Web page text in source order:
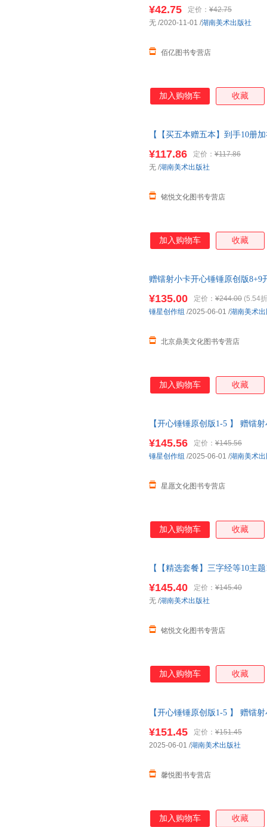
¥42.75 定价： ¥42.75
佰亿图书专营店
无 /2020-11-01 /湖南美术出版社
加入购物车 收藏
【【买五本赠五本】到手10册
10册加礼盒·可点读版
¥117.86 定价： ¥117.86
铭悦文化图书专营店
无 /湖南美术出版社
加入购物车 收藏
赠镭射小卡开心锤锤原创版8+9
¥135.00 定价： ¥244.00 (5.54
北京鼎美文化图书专营店
锤星创作组 /2025-06-01 /湖南美术
加入购物车 收藏
【开心锤锤原创版1-5 】 赠镭
当当客服
¥145.56 定价： ¥145.56
星愿文化图书专营店
锤星创作组 /2025-06-01 /湖南美术
加入购物车 收藏
【【精选套餐】三字经等10主
主题13册套装【注音可点读大
¥145.40 定价： ¥145.40
铭悦文化图书专营店
无 /湖南美术出版社
加入购物车 收藏
【开心锤锤原创版1-5 】 赠镭
当客服
¥151.45 定价： ¥151.45
馨悦图书专营店
2025-06-01 /湖南美术出版社
加入购物车 收藏